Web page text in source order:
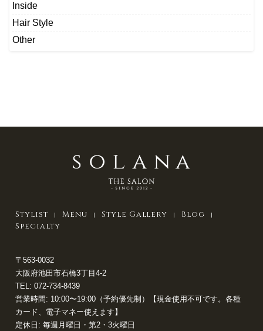
Inside
Hair Style
Other
Stylist Menu Style Gallery
Blog
Specialty
〒563-0032
大阪府池田市石橋3丁目4-2
TEL: 072-734-8439
営業時間: 10:00〜19:00（予約優先制）【現金使用不可です。各種
カード、電子マネー使えます】
定休日: 毎週月曜日・第2・3火曜日